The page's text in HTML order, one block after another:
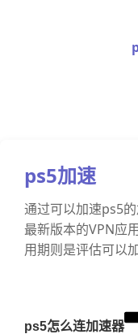
ps5加速
通过可以加速ps5
最新版本的VPN应
用期则是评估可以
ps5怎么连加速器